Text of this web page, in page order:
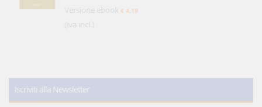
Versione ebook € 4,19
(iva incl.)
Iscriviti alla Newsletter